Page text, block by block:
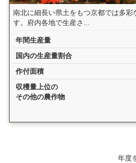
南北に細長い県土をもつ京都では多彩
す。府内各地で生産さ...
年間生産量
国内の生産量割合
作付面積
収穫量上位の
その他の農作物
年度